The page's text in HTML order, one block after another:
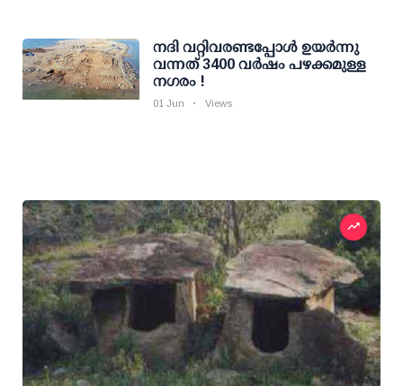
നദി വറ്റിവരണ്ടപ്പോള്‍ ഉയര്‍ന്നു
വന്നത് 3400 വര്‍ഷം പഴക്കമുള്ള
നഗരം !
01 Jun Views